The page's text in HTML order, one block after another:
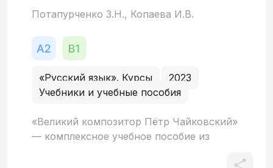
Потапурченко З.Н., Копаева И.В.
«Русский язык». Курсы
2023
Учебники и учебные пособия
«Великий композитор Пётр Чайковский»
— комплексное учебное пособие из